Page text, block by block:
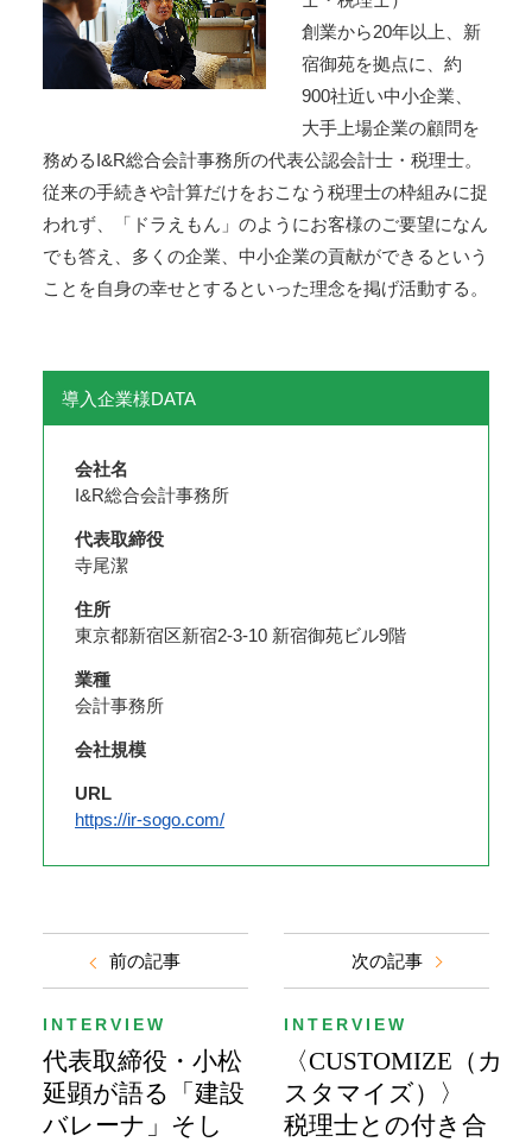
創業から20年以上、新
宿御苑を拠点に、約
900社近い中小企業、
大手上場企業の顧問を
務めるI&R総合会計事務所の代表公認会計士・税理士。
従来の手続きや計算だけをおこなう税理士の枠組みに捉
われず、「ドラえもん」のようにお客様のご要望になん
でも答え、多くの企業、中小企業の貢献ができるという
ことを自身の幸せとするといった理念を掲げ活動する。
導入企業様DATA
会社名
I&R総合会計事務所
代表取締役
寺尾潔
住所
東京都新宿区新宿2-3-10 新宿御苑ビル9階
業種
会計事務所
会社規模
URL
https://ir-sogo.com/
前の記事
INTERVIEW
代表取締役・小松
延顕が語る「建設
バレーナ」そし
次の記事
INTERVIEW
〈CUSTOMIZE（カ
スタマイズ）〉
税理士との付き合